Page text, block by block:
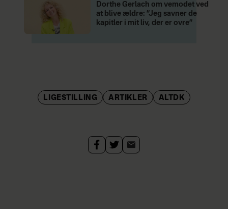
Dorthe Gerlach om vemodet ved
at blive ældre: ”Jeg savner de
kapitler i mit liv, der er ovre”
LIGESTILLING ARTIKLER ALTDK